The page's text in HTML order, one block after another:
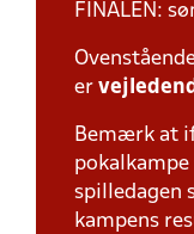
FINALEN:
er
Bemærk at
pokalkampe
spilledagen
kampens